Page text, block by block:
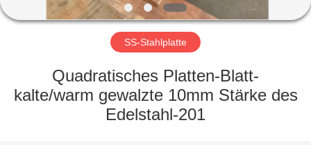
FABRIK-
QUALITÄTSKONTROLLE
SS-Stahlplatte
Quadratisches Platten-Blatt-
kalte/warm gewalzte 10mm Stärke des
Edelstahl-201